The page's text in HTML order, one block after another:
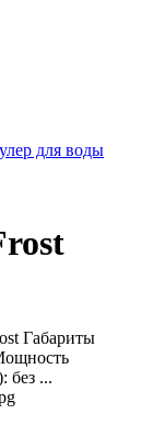
для воды
Габариты
без ...